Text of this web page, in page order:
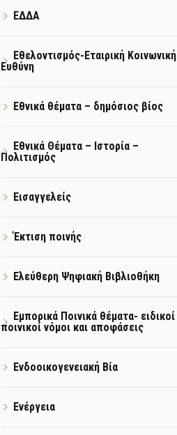
ΕΔΔΑ
Εθελοντισμός-Εταιρική Κοινωνική
Ευθύνη
Εθνικά θέματα – δημόσιος βίος
Εθνικά Θέματα – Ιστορία –
Πολιτισμός
Εισαγγελείς
Έκτιση ποινής
Ελεύθερη Ψηφιακή Βιβλιοθήκη
Εμπορικά Ποινικά θέματα- ειδικοί
ποινικοί νόμοι και αποφάσεις
Ενδοοικογενειακή Βία
Ενέργεια